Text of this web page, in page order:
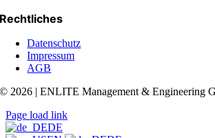
Rechtliches
Datenschutz
Impressum
AGB
© 2026 | ENLITE Management & Engineering
Page load link
DE